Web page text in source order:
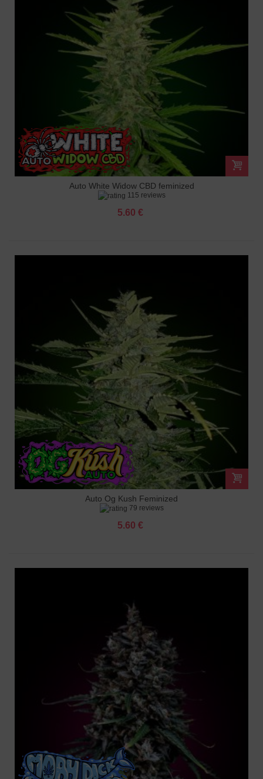
Auto White Widow CBD feminized
115 reviews
5.60 €
Auto Og Kush Feminized
79 reviews
5.60 €